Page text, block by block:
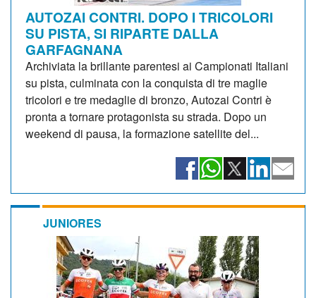
AUTOZAI CONTRI. DOPO I TRICOLORI
SU PISTA, SI RIPARTE DALLA
GARFAGNANA
Archiviata la brillante parentesi ai Campionati Italiani
su pista, culminata con la conquista di tre maglie
tricolori e tre medaglie di bronzo, Autozai Contri è
pronta a tornare protagonista su strada. Dopo un
weekend di pausa, la formazione satellite del...
JUNIORES